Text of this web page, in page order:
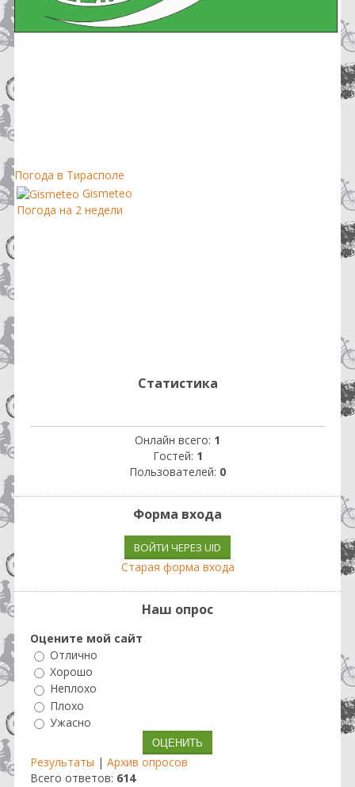
Погода в Тирасполе
Gismeteo
Погода на 2 недели
Статистика
Онлайн всего: 1
Гостей: 1
Пользователей: 0
Форма входа
ВОЙТИ ЧЕРЕЗ UID
Старая форма входа
Наш опрос
Оцените мой сайт
Отлично
Хорошо
Неплохо
Плохо
Ужасно
Результаты | Архив опросов
Всего ответов: 614